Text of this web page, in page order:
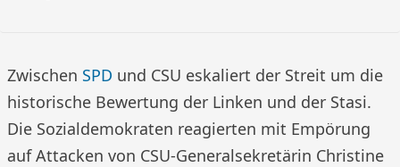
Zwischen SPD und CSU eskaliert der Streit um die
historische Bewertung der Linken und der Stasi.
Die Sozialdemokraten reagierten mit Empörung
auf Attacken von CSU-Generalsekretärin Christine